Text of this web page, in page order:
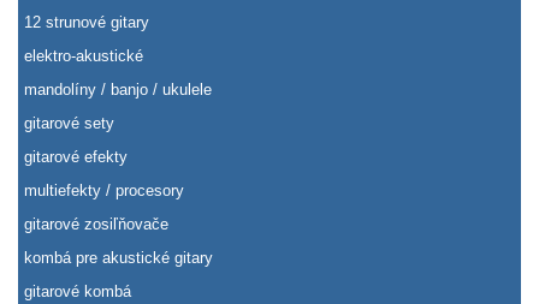
12 strunové gitary
elektro-akustické
mandolíny / banjo / ukulele
gitarové sety
gitarové efekty
multiefekty / procesory
gitarové zosiľňovače
kombá pre akustické gitary
gitarové kombá